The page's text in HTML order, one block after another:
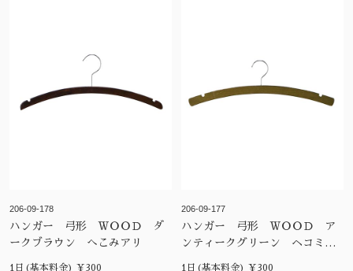
206-09-178
ハンガー 弓形 ＷＯＯＤ ダ
ークブラウン へこみアリ
1日(基本料金) ¥300
206-09-177
ハンガー 弓形 ＷＯＯＤ ア
ンティークグリーン ヘコミア
1日(基本料金) ¥300